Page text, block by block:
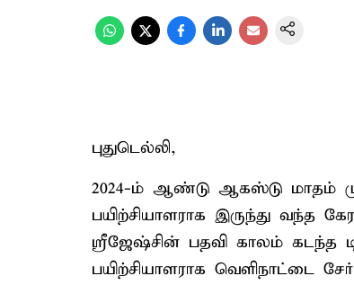
புதுடெல்லி,
2024-ம் ஆண்டு ஆகஸ்டு மாதம்
பயிற்சியாளராக இருந்து வந்த
ஸ்ரீஜேஷ்சின் பதவி காலம் கடந்த
பயிற்சியாளராக வெளிநாட்டை